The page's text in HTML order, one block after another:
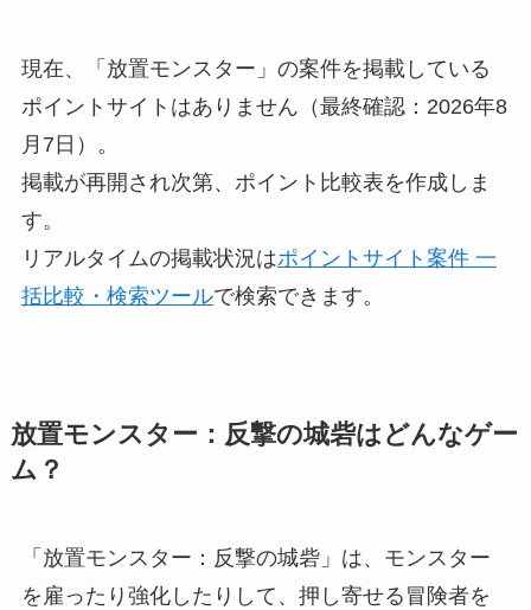
現在、「放置モンスター」の案件を掲載している
ポイントサイトはありません（最終確認：2026年8
月7日）。
掲載が再開され次第、ポイント比較表を作成しま
す。
リアルタイムの掲載状況はポイントサイト案件 一
括比較・検索ツールで検索できます。
放置モンスター：反撃の城砦はどんなゲー
ム？
「放置モンスター：反撃の城砦」は、モンスター
を雇ったり強化したりして、押し寄せる冒険者を